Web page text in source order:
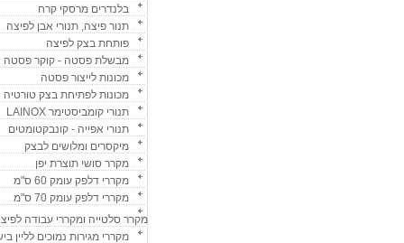
בלנדרים מרסקי קרח
תנור פיצה, תנורי אבן לפיצה
פותחת בצק לפיצה
מבשלת פסטה - קוקר פסטה
מכונות לייצור פסטה
מכונות לפתיחת בצק טורטיה
תנורי קומביסטימר LAINOX
תנורי אפייה - קונבקטומטים
מיקסרים ומלושים לבצק
מקרר סושי תוצרת יפן
מקררי דלפק עומק 60 ס"מ
מקררי דלפק עומק 70 ס"מ
מקרר סלטייה ומקררי עבודה
מקררי מגירות נמוכים לליין